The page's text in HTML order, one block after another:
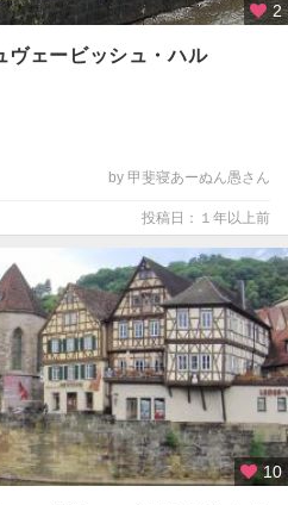
2
ヴェービッシュ・ハル
by 甲斐寝あーぬん愚さん
投稿日：１年以上前
10